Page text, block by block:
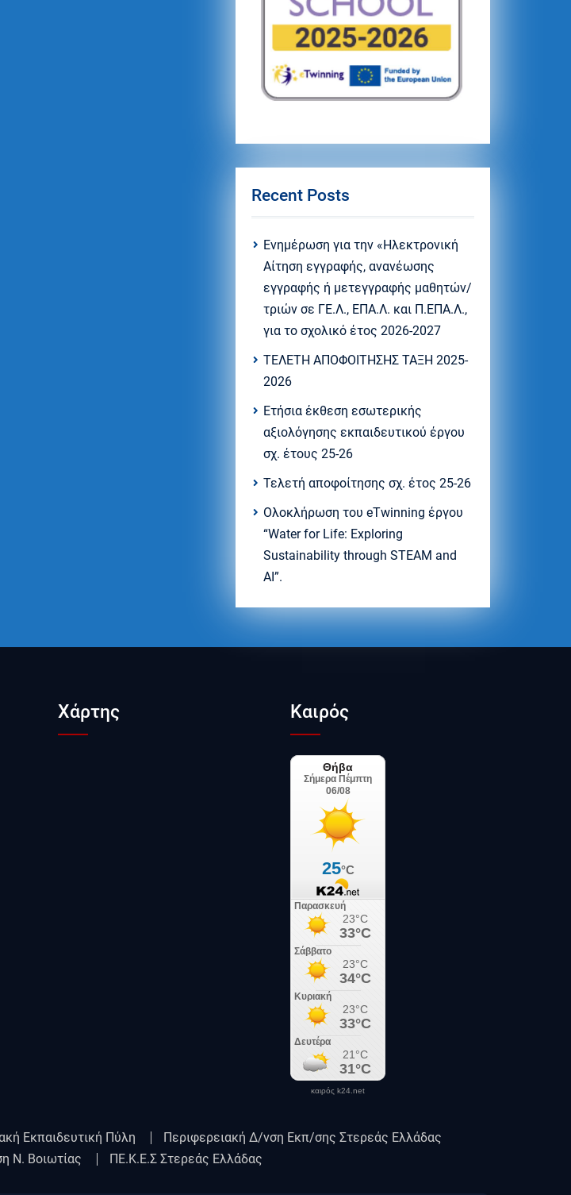
Recent Posts
Eνημέρωση για την «Ηλεκτρονική
Αίτηση εγγραφής, ανανέωσης
εγγραφής ή μετεγγραφής μαθητών/
τριών σε ΓΕ.Λ., ΕΠΑ.Λ. και Π.ΕΠΑ.Λ.,
για το σχολικό έτος 2026-2027
ΤΕΛΕΤΗ ΑΠΟΦΟΙΤΗΣΗΣ ΤΑΞΗ 2025-
2026
Ετήσια έκθεση εσωτερικής
αξιολόγησης εκπαιδευτικού έργου
σχ. έτους 25-26
Τελετή αποφοίτησης σχ. έτος 25-26
Ολοκλήρωση του eTwinning έργου
“Water for Life: Exploring
Sustainability through STEAM and
AI”.
Χάρτης Καιρός
καιρός k24.net
Εκπαιδευτική Πύλη
Περιφερειακή Δ/νση Εκπ/σης Στερεάς Ελλάδας
Ν. Βοιωτίας
ΠΕ.Κ.Ε.Σ Στερεάς Ελλάδας